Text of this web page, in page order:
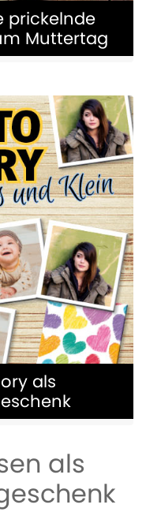
prickelnde
Muttertag
prickelnde
Muttertag
als
als